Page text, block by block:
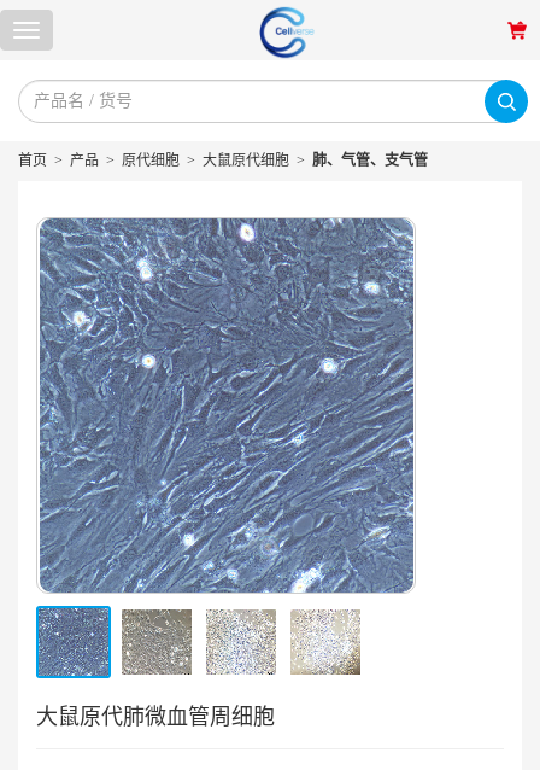
首页 > 产品 > 原代细胞 > 大鼠原代细胞 > 肺、气管、支气管
大鼠原代肺微血管周细胞